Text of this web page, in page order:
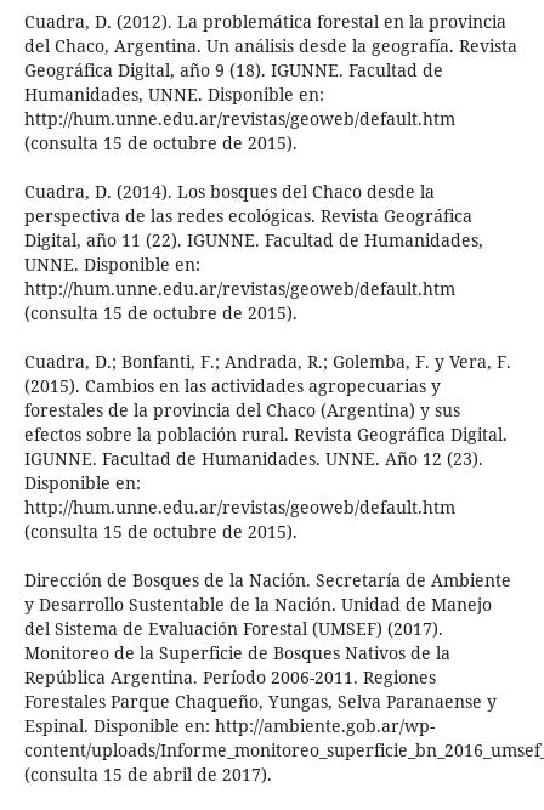
Cuadra, D. (2012). La problemática forestal en la provincia
del Chaco, Argentina. Un análisis desde la geografía. Revista
Geográfica Digital, año 9 (18). IGUNNE. Facultad de
Humanidades, UNNE. Disponible en:
http://hum.unne.edu.ar/revistas/geoweb/default.htm
(consulta 15 de octubre de 2015).
Cuadra, D. (2014). Los bosques del Chaco desde la
perspectiva de las redes ecológicas. Revista Geográfica
Digital, año 11 (22). IGUNNE. Facultad de Humanidades,
UNNE. Disponible en:
http://hum.unne.edu.ar/revistas/geoweb/default.htm
(consulta 15 de octubre de 2015).
Cuadra, D.; Bonfanti, F.; Andrada, R.; Golemba, F. y Vera, F.
(2015). Cambios en las actividades agropecuarias y
forestales de la provincia del Chaco (Argentina) y sus
efectos sobre la población rural. Revista Geográfica Digital.
IGUNNE. Facultad de Humanidades. UNNE. Año 12 (23).
Disponible en:
http://hum.unne.edu.ar/revistas/geoweb/default.htm
(consulta 15 de octubre de 2015).
Dirección de Bosques de la Nación. Secretaría de Ambiente
y Desarrollo Sustentable de la Nación. Unidad de Manejo
del Sistema de Evaluación Forestal (UMSEF) (2017).
Monitoreo de la Superficie de Bosques Nativos de la
República Argentina. Período 2006-2011. Regiones
Forestales Parque Chaqueño, Yungas, Selva Paranaense y
Espinal. Disponible en: http://ambiente.gob.ar/wp-
content/uploads/
(consulta 15 de abril de 2017).